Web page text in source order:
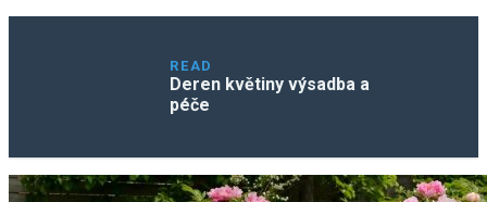
READ
Deren květiny výsadba a
péče